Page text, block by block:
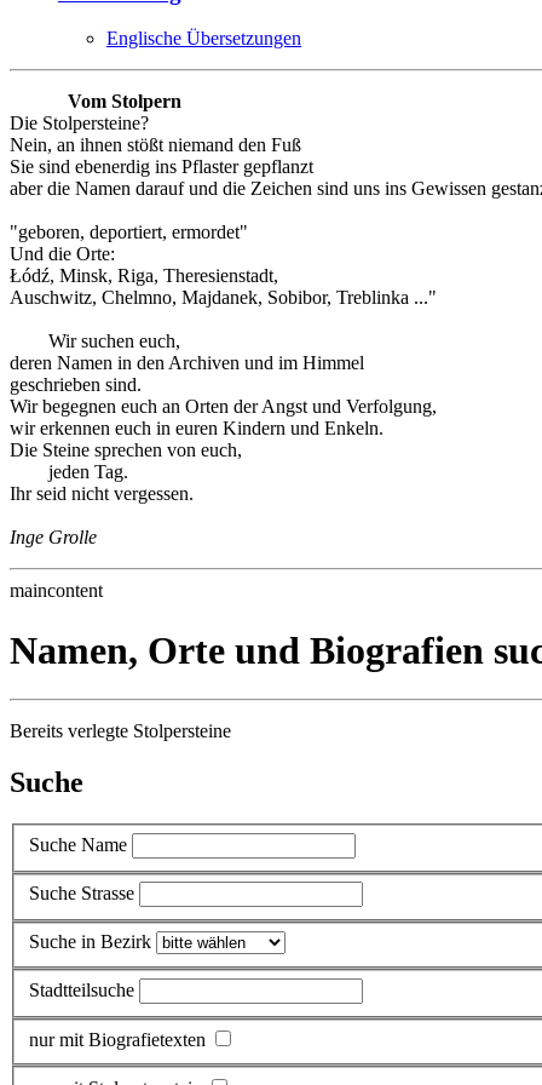
Englische Übersetzungen
Vom Stolpern
Die Stolpersteine?
Nein, an ihnen stößt niemand den Fuß
Sie sind ebenerdig ins Pflaster gepflanzt
aber die Namen darauf und die Zeichen sind uns ins Gewissen
"geboren, deportiert, ermordet"
Und die Orte:
Łódź, Minsk, Riga, Theresienstadt,
Auschwitz, Chelmno, Majdanek, Sobibor, Treblinka ..."
Wir suchen euch,
deren Namen in den Archiven und im Himmel
geschrieben sind.
Wir begegnen euch an Orten der Angst und Verfolgung,
wir erkennen euch in euren Kindern und Enkeln.
Die Steine sprechen von euch,
jeden Tag.
Ihr seid nicht vergessen.
Inge Grolle
maincontent
Namen, Orte und Biografien
Bereits verlegte Stolpersteine
Suche
Suche Name
Suche Strasse
Suche in Bezirk
Stadtteilsuche
nur mit Biografietexten